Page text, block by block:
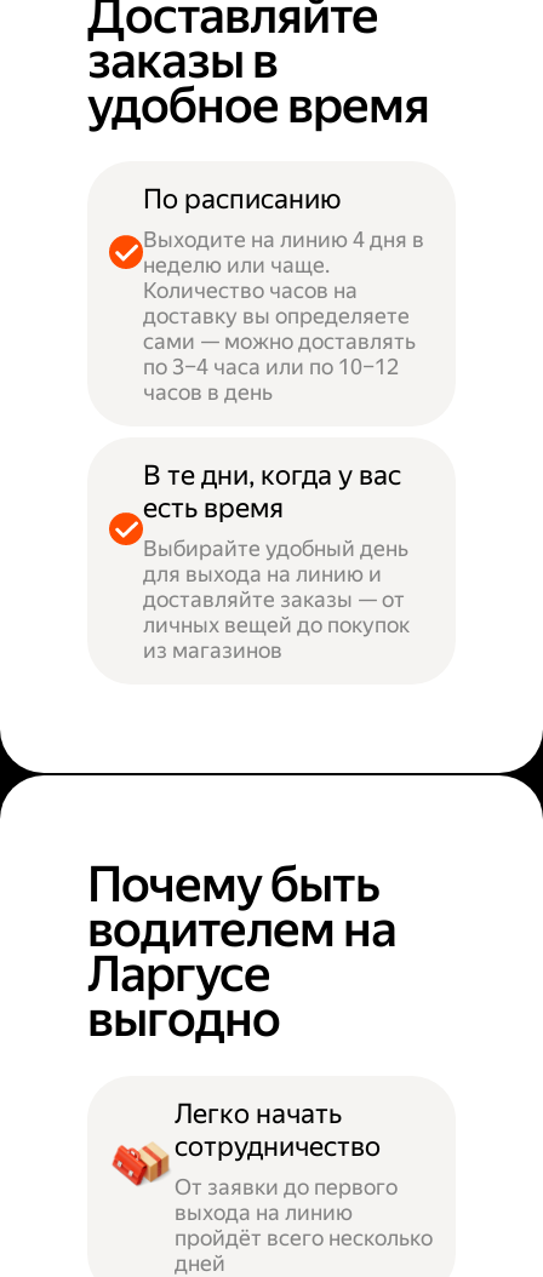
Доставляйте
заказы в
удобное время
По расписанию
Выходите на линию 4 дня в
неделю или чаще.
Количество часов на
доставку вы определяете
сами — можно доставлять
по 3–4 часа или по 10–12
часов в день
В те дни, когда у вас
есть время
Выбирайте удобный день
для выхода на линию и
доставляйте заказы — от
личных вещей до покупок
из магазинов
Почему быть
водителем на
Ларгусе
выгодно
Легко начать
сотрудничество
От заявки до первого
выхода на линию
пройдёт всего несколько
дней